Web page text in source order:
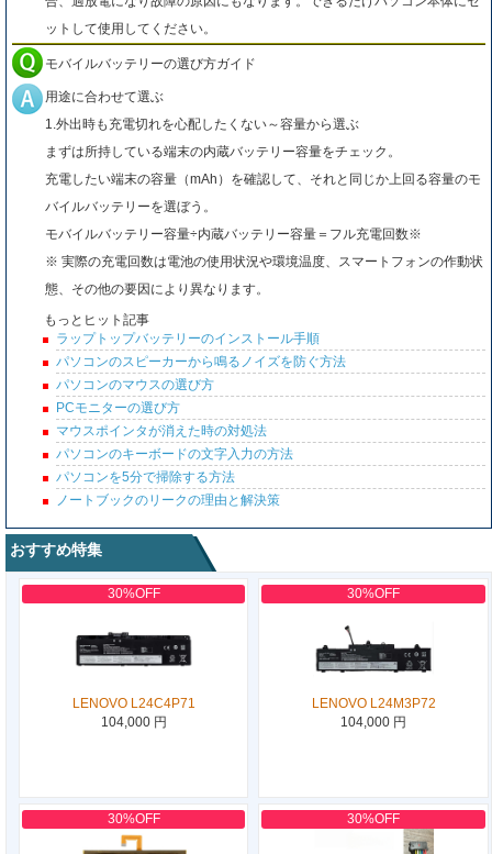
ットして使用してください。
モバイルバッテリーの選び方ガイド
用途に合わせて選ぶ
1.外出時も充電切れを心配したくない～容量から選ぶ
まずは所持している端末の内蔵バッテリー容量をチェック。
充電したい端末の容量（mAh）を確認して、それと同じか上回る容量のモ
バイルバッテリーを選ぼう。
モバイルバッテリー容量÷内蔵バッテリー容量＝フル充電回数※
※ 実際の充電回数は電池の使用状況や環境温度、スマートフォンの作動状
態、その他の要因により異なります。
もっとヒット記事
ラップトップバッテリーのインストール手順
パソコンのスピーカーから鳴るノイズを防ぐ方法
パソコンのマウスの選び方
PCモニターの選び方
マウスポインタが消えた時の対処法
パソコンのキーボードの文字入力の方法
パソコンを5分で掃除する方法
ノートブックのリークの理由と解決策
おすすめ特集
30%OFF
LENOVO L24C4P71
104,000 円
30%OFF
LENOVO L24M3P72
104,000 円
30%OFF 30%OFF